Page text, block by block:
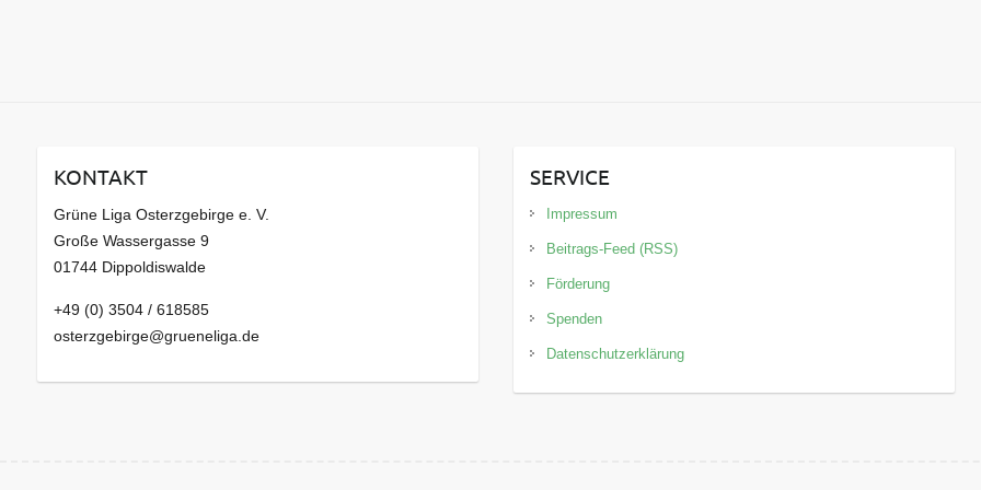
KONTAKT
Grüne Liga Osterzgebirge e. V.
Große Wassergasse 9
01744 Dippoldiswalde
+49 (0) 3504 / 618585
osterzgebirge@grueneliga.de
SERVICE
Impressum
Beitrags-Feed (RSS)
Förderung
Spenden
Datenschutzerklärung